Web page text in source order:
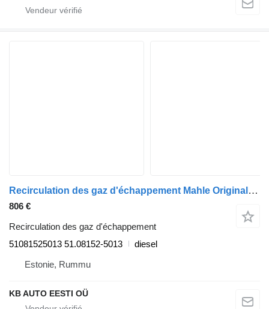
Recirculation des gaz d'échappement Mahle Original moudre 51081525013 pour camion MAN TGL, TGM, TGS, TGX (2005-2021)
806 €
Recirculation des gaz d'échappement
51081525013 51.08152-5013
diesel
Estonie, Rummu
KB AUTO EESTI OÜ